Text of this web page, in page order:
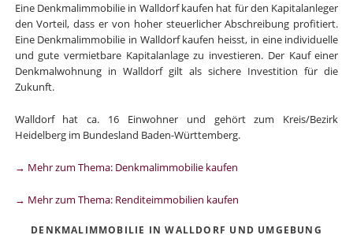
Eine Denkmalimmobilie in Walldorf kaufen hat für den Kapitalanleger
den Vorteil, dass er von hoher steuerlicher Abschreibung profitiert.
Eine Denkmalimmobilie in Walldorf kaufen heisst, in eine individuelle
und gute vermietbare Kapitalanlage zu investieren. Der Kauf einer
Denkmalwohnung in Walldorf gilt als sichere Investition für die
Zukunft.
Walldorf hat ca. 16 Einwohner und gehört zum Kreis/Bezirk
Heidelberg im Bundesland Baden-Württemberg.
→ Mehr zum Thema: Denkmalimmobilie kaufen
→ Mehr zum Thema: Renditeimmobilien kaufen
DENKMALIMMOBILIE IN WALLDORF UND UMGEBUNG